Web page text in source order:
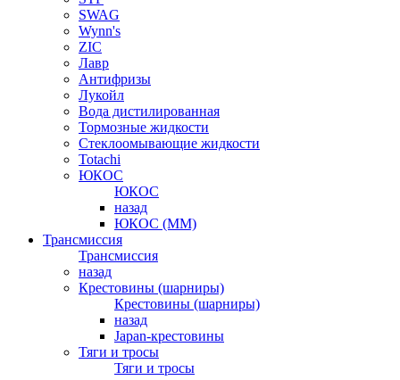
SWAG
Wynn's
ZIC
Лавр
Антифризы
Лукойл
Вода дистилированная
Тормозные жидкости
Стеклоомывающие жидкости
Totachi
ЮКОС
ЮКОС
назад
ЮКОС (ММ)
Трансмиссия
Трансмиссия
назад
Крестовины (шарниры)
Крестовины (шарниры)
назад
Japan-крестовины
Тяги и тросы
Тяги и тросы